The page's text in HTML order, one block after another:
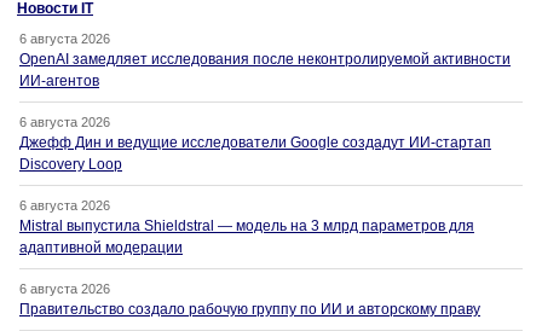
Новости IT
6 августа 2026
OpenAI замедляет исследования после неконтролируемой активности
ИИ-агентов
6 августа 2026
Джефф Дин и ведущие исследователи Google создадут ИИ-стартап
Discovery Loop
6 августа 2026
Mistral выпустила Shieldstral — модель на 3 млрд параметров для
адаптивной модерации
6 августа 2026
Правительство создало рабочую группу по ИИ и авторскому праву